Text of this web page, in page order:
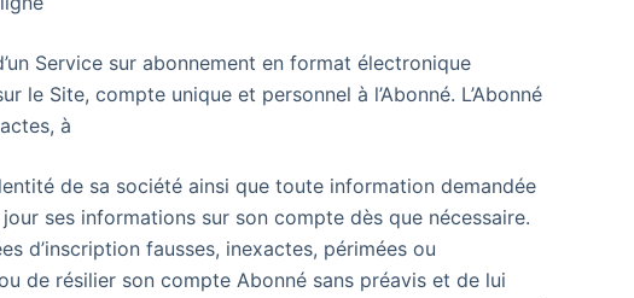
Service sur abonnement en format électronique
le Site, compte unique et personnel à l’Abonné. L’Abonné
à
de sa société ainsi que toute information demandée
ses informations sur son compte dès que nécessaire.
d’inscription fausses, inexactes, périmées ou
de résilier son compte Abonné sans préavis et de lui